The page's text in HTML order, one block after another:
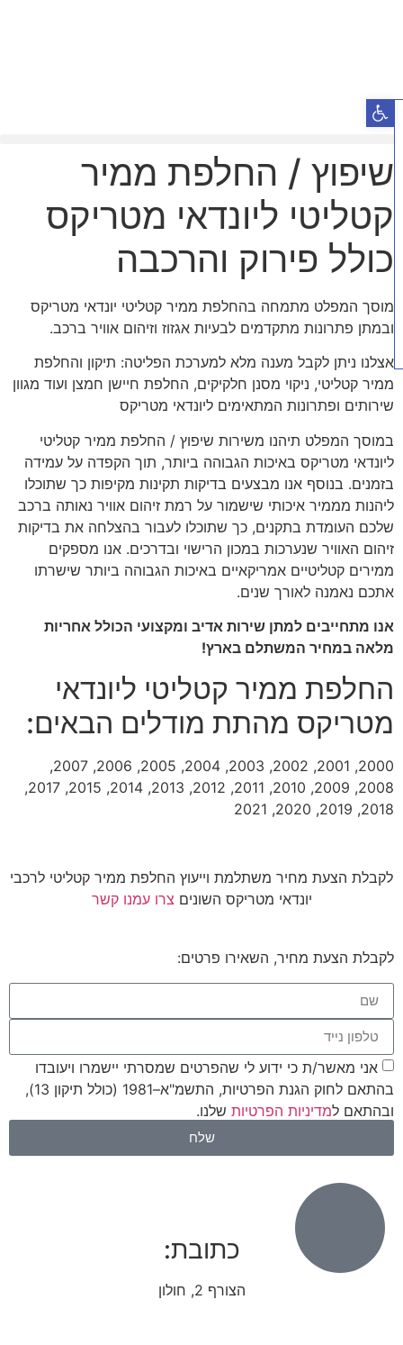
שיפוץ / החלפת ממיר
קטליטי ליונדאי מטריקס
כולל פירוק והרכבה
מוסך המפלט מתמחה בהחלפת ממיר קטליטי יונדאי מטריקס
ובמתן פתרונות מתקדמים לבעיות אגזוז וזיהום אוויר ברכב.
אצלנו ניתן לקבל מענה מלא למערכת הפליטה: תיקון והחלפת
ממיר קטליטי, ניקוי מסנן חלקיקים, החלפת חיישן חמצן ועוד מגוון
שירותים ופתרונות המתאימים ליונדאי מטריקס
במוסך המפלט תיהנו משירות שיפוץ / החלפת ממיר קטליטי
ליונדאי מטריקס באיכות הגבוהה ביותר, תוך הקפדה על עמידה
בזמנים. בנוסף אנו מבצעים בדיקות תקינות מקיפות כך שתוכלו
ליהנות מממיר איכותי שישמור על רמת זיהום אוויר נאותה ברכב
שלכם העומדת בתקנים, כך שתוכלו לעבור בהצלחה את בדיקות
זיהום האוויר שנערכות במכון הרישוי ובדרכים. אנו מספקים
ממירים קטליטיים אמריקאיים באיכות הגבוהה ביותר שישרתו
אתכם נאמנה לאורך שנים.
אנו מתחייבים למתן שירות אדיב ומקצועי הכולל אחריות
מלאה במחיר המשתלם בארץ!
החלפת ממיר קטליטי ליונדאי
מטריקס מהתת מודלים הבאים:
2000, 2001, 2002, 2003, 2004, 2005, 2006, 2007,
2008, 2009, 2010, 2011, 2012, 2013, 2014, 2015, 2017,
2018, 2019, 2020, 2021
לקבלת הצעת מחיר משתלמת וייעוץ החלפת ממיר קטליטי לרכבי
יונדאי מטריקס השוניםצרו עמנו קשר
לקבלת הצעת מחיר, השאירו פרטים:
אני מאשר/ת כי ידוע לי שהפרטים שמסרתי יישמרו ויעובדו
בהתאם לחוק הגנת הפרטיות, התשמ"א–1981 (כולל תיקון 13),
ובהתאם ל מדיניות הפרטיותשלנו.
שלח
כתובת:
הצורף 2, חולון
פתח סרגל נגישות